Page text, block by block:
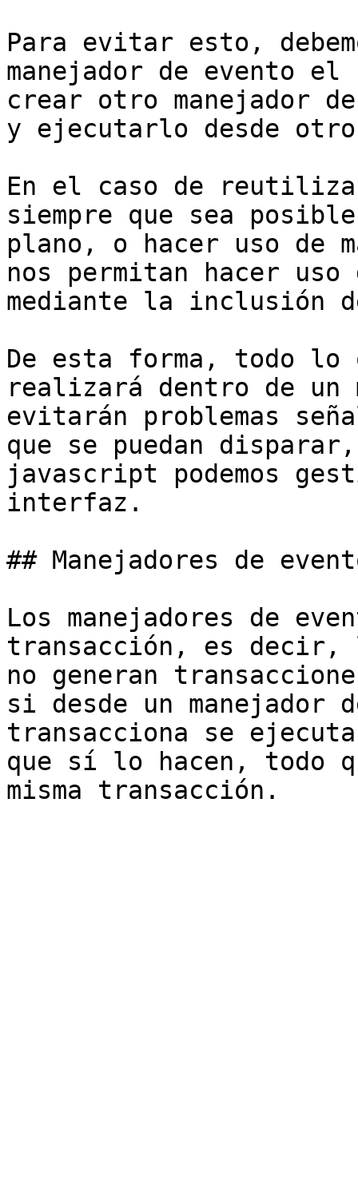
Para evitar esto,
manejador de evento
crear otro manejador
y ejecutarlo desde otro
En el caso de
siempre que sea
plano, o hacer uso de
nos permitan hacer
mediante la inclusión
De esta forma, todo lo
realizará dentro de un
evitarán problemas
que se puedan
javascript podemos
interfaz.
## Manejadores de
Los manejadores de
transacción, es decir,
no generan
si desde un manejador
transacciona se
que sí lo hacen, todo